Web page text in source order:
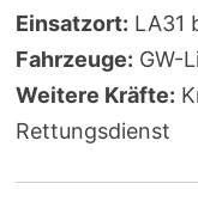
Einsatzort: LA31
Fahrzeuge: GW-
Weitere Kräfte:
Rettungsdienst